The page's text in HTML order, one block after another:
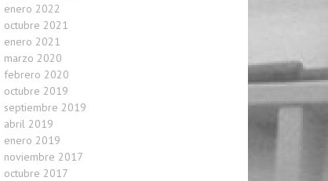
enero 2022
octubre 2021
enero 2021
marzo 2020
febrero 2020
octubre 2019
septiembre 2019
abril 2019
enero 2019
noviembre 2017
octubre 2017